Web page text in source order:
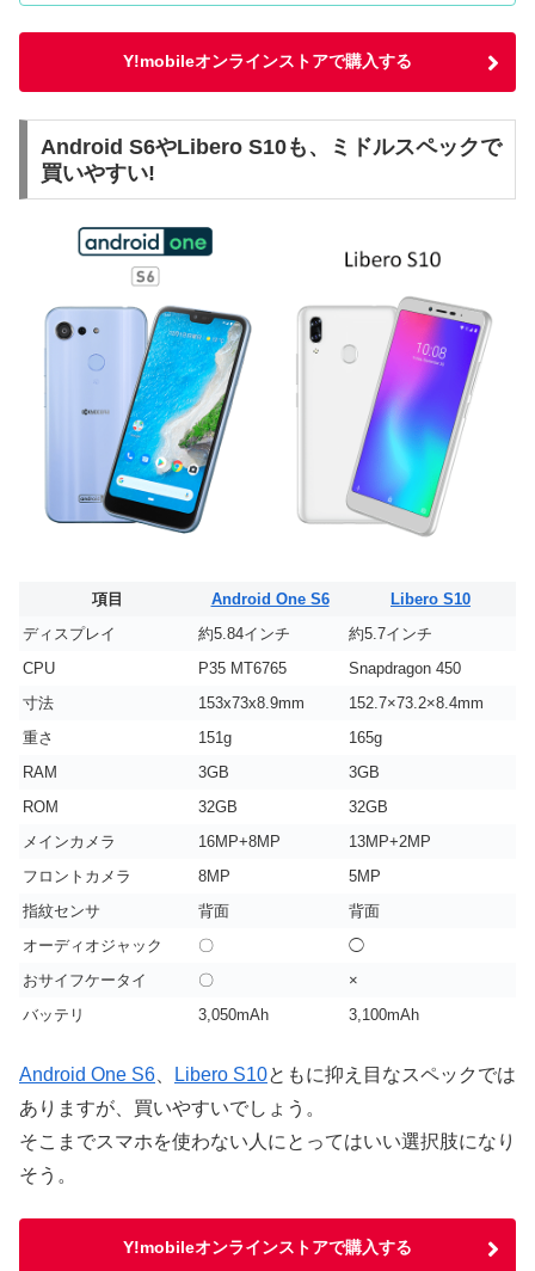
Y!mobileオンラインストアで購入する
Android S6やLibero S10も、ミドルスペックで
買いやすい!
項目 Android One S6
Libero S10
ディスプレイ
約5.84インチ
約5.7インチ
CPU
P35 MT6765
Snapdragon 450
寸法
153x73x8.9mm
152.7×73.2×8.4mm
重さ
151g
165g
RAM
3GB
3GB
ROM
32GB
32GB
メインカメラ
16MP+8MP
13MP+2MP
フロントカメラ
8MP
5MP
指紋センサ
背面
背面
オーディオジャック
〇
◯
おサイフケータイ
〇
×
バッテリ
3,050mAh 3,100mAh
Android One S6 Libero S10ともに抑え目なスペックでは
ありますが、買いやすいでしょう。
そこまでスマホを使わない人にとってはいい選択肢になり
そう。
Y!mobileオンラインストアで購入する